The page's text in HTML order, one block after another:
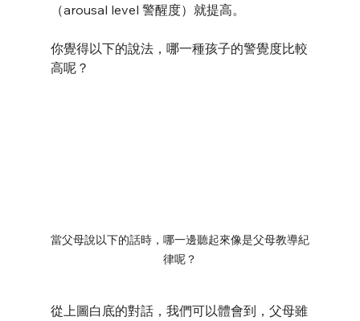
（arousal level 警醒度）就提高。
你覺得以下的說法，哪一種孩子的警覺度比較
高呢？
當父母說以下的話時，哪一邊聽起來像是父母教導紀
律呢？
從上圖白底的對話，我們可以體會到，父母雖